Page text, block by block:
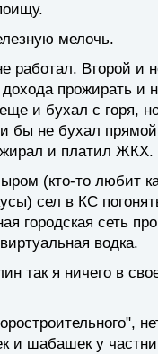
мелочь.
работал. Второй и
прожирать и
и бухал с горя,
бы не бухал
и платил ЖКХ.
(кто-то любит
сел в КС
городская сеть
водка.
так я ничего в
и шабашек у